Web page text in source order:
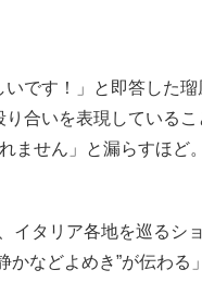
です！」と即答した
合いを表現している
ません」と漏らすほ
イタリア各地を巡る
などよめき”が伝わ